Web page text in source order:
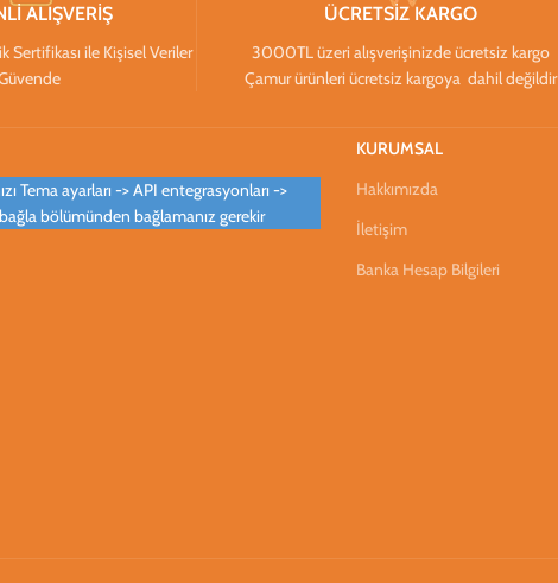
ALIŞVERİŞ
Sertifikası ile Kişisel Veriler
ÜCRETSİZ KARGO
3000TL üzeri alışverişinizde ücretsiz kargo
Çamur ürünleri ücretsiz kargoya dahil değildir
Tema ayarları -> API entegrasyonları ->
bölümünden bağlamanız gerekir
KURUMSAL
Hakkımızda
İletişim
Banka Hesap Bilgileri